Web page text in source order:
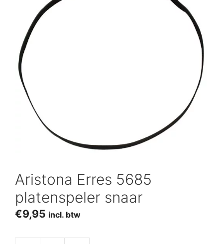
Aristona Erres 5685
platenspeler snaar
€9,95 incl. btw